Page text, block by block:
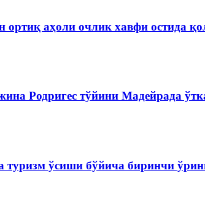
ортиқ аҳоли очлик хавфи остида
Родригес тўйини Мадейрада
туризм ўсиши бўйича биринчи